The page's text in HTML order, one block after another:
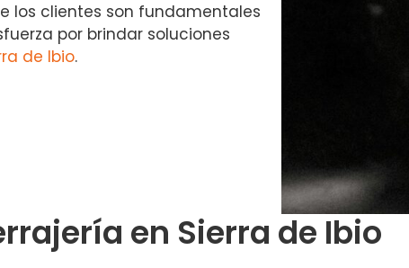
los clientes son fundamentales
por brindar soluciones
de Ibio.
en Sierra de Ibio